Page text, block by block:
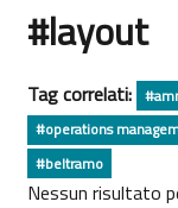
#layout
Tag correlati:
#operations
#beltramo
Nessun risultato